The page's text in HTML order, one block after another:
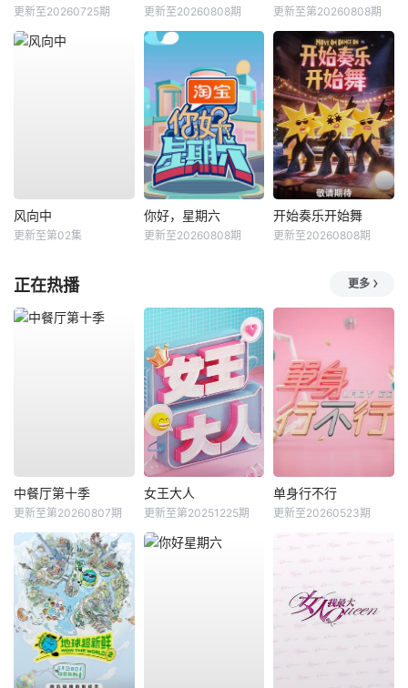
更新至20260725期 更新至20260808期 更新至第20260808期
风向中
更新至第02集
你好，星期六
更新至20260808期
开始奏乐开始舞
更新至20260808期
正在热播 更多
中餐厅第十季
更新至第20260807期
女王大人
更新至第20251225期
单身行不行
更新至20260523期